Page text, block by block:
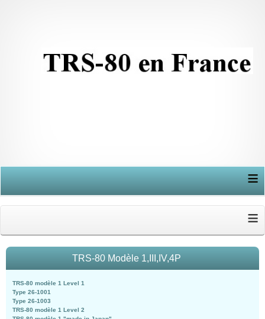
≡
≡
TRS-80 Modèle 1,III,IV,4P
TRS-80 modèle 1 Level 1
Type 26-1001
Type 26-1003
TRS-80 modèle 1 Level 2